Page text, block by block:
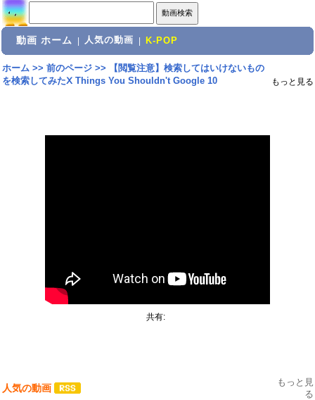
動画 ホーム 人気の動画 K-POP
ホーム>> 前のページ>>
【閲覧注意】検索してはいけないもの
を検索してみたⅩ Things You Shouldn't Google 10
もっと見る
共有:
人気の動画
もっと見
る